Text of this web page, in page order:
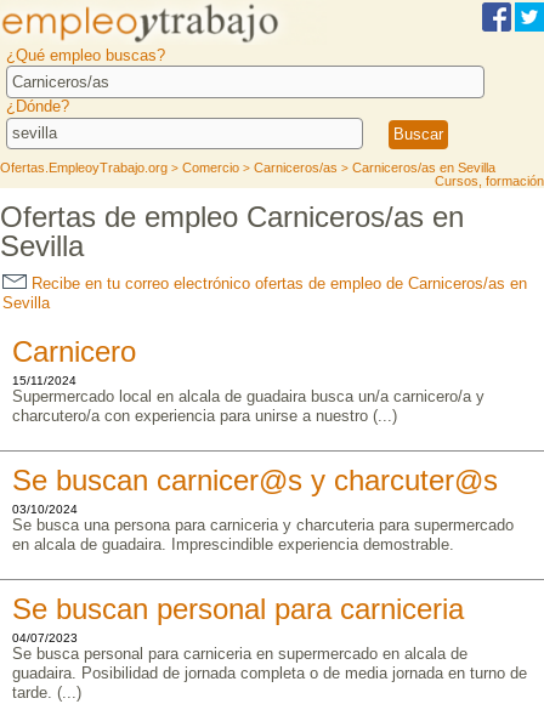
¿Qué empleo buscas?
¿Dónde?
Ofertas.EmpleoyTrabajo.org > Comercio > Carniceros/as > Carniceros/as en Sevilla
Cursos, formación
Ofertas de empleo Carniceros/as en
Sevilla
Recibe en tu correo electrónico ofertas de empleo de Carniceros/as en
Sevilla
Carnicero
15/11/2024
Supermercado local en alcala de guadaira busca un/a carnicero/a y
charcutero/a con experiencia para unirse a nuestro (...)
Se buscan carnicer@s y charcuter@s
03/10/2024
Se busca una persona para carniceria y charcuteria para supermercado
en alcala de guadaira. Imprescindible experiencia demostrable.
Se buscan personal para carniceria
04/07/2023
Se busca personal para carniceria en supermercado en alcala de
guadaira. Posibilidad de jornada completa o de media jornada en turno de
tarde. (...)